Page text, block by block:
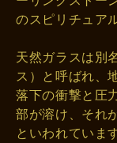
のスピリチュア
天然ガラスは別
ス）と呼ばれ、
落下の衝撃と圧
部が溶け、それ
といわれています